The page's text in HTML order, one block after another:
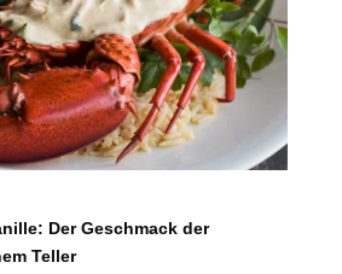
Der Geschmack der
Teller